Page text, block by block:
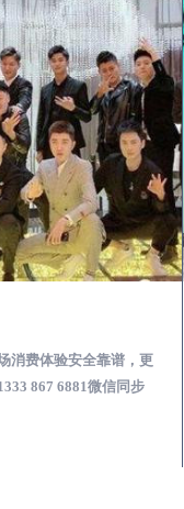
消费体验安全靠谱，更
867 6881微信同步